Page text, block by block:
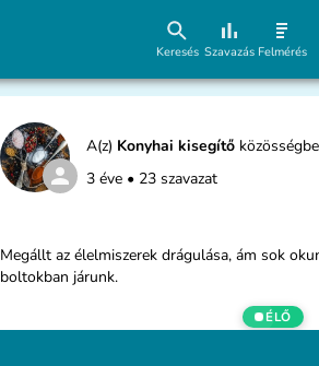
Keresés Szavazás Felmérés
A(z) Konyhai kisegítő
3 éve • 23 szavazat
Megállt az élelmiszerek drágulása, ám sok
boltokban járunk.
ÉLŐ